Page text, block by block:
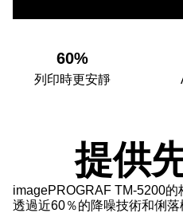
60%
列印時更安靜
提供先
imagePROGRAF TM-5200
透過近60％的降噪技術和俐